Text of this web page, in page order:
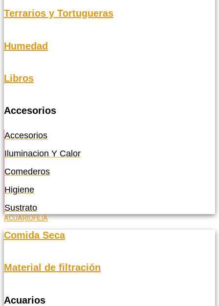
Terrarios y Tortugueras
Humedad
Libros
Accesorios
Accesorios
Iluminacion Y Calor
Comederos
Higiene
Sustrato
ACUARIOFILIA
Comida Seca
Material de filtración
Acuarios